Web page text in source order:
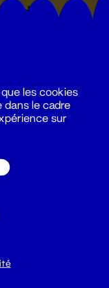
du
les cookies
le cadre
sur